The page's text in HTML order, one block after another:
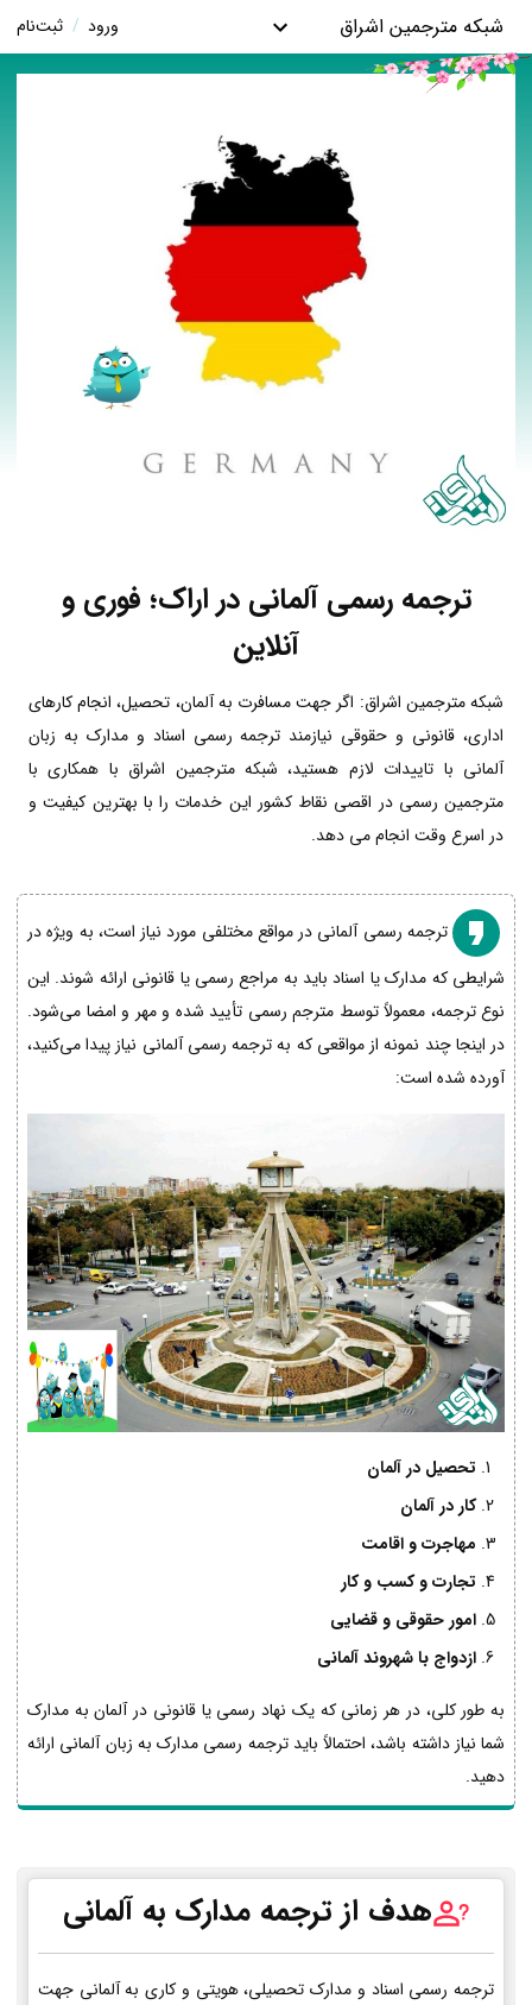
شبکه مترجمین اشراق ورود / ثبت‌نام
ترجمه رسمی آلمانی در اراک؛ فوری و
آنلاین
شبکه مترجمین اشراق: اگر جهت مسافرت به آلمان، تحصیل، انجام کارهای
اداری، قانونی و حقوقی نیازمند ترجمه رسمی اسناد و مدارک به زبان
آلمانی با تاییدات لازم هستید، شبکه مترجمین اشراق با همکاری با
مترجمین رسمی در اقصی نقاط کشور این خدمات را با بهترین کیفیت و
در اسرع وقت انجام می دهد.
ترجمه رسمی آلمانی در مواقع مختلفی مورد نیاز است، به ویژه در
شرایطی که مدارک یا اسناد باید به مراجع رسمی یا قانونی ارائه شوند. این
نوع ترجمه، معمولاً توسط مترجم رسمی تأیید شده و مهر و امضا می‌شود.
در اینجا چند نمونه از مواقعی که به ترجمه رسمی آلمانی نیاز پیدا می‌کنید،
آورده شده است:
تحصیل در آلمان
کار در آلمان
مهاجرت و اقامت
تجارت و کسب و کار
امور حقوقی و قضایی
ازدواج با شهروند آلمانی
به طور کلی، در هر زمانی که یک نهاد رسمی یا قانونی در آلمان به مدارک
شما نیاز داشته باشد، احتمالاً باید ترجمه رسمی مدارک به زبان آلمانی ارائه
دهید.
هدف از ترجمه مدارک به آلمانی
ترجمه رسمی اسناد و مدارک تحصیلی، هویتی و کاری به آلمانی جهت